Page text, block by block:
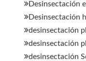
Desinsectación
Desinsectación
desinsectación
desinsectación
desinsectación